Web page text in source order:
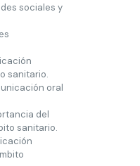
sociales y
sanitario.
oral
del
sanitario.